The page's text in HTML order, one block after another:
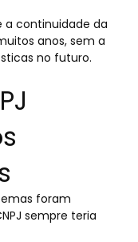
a continuidade da
anos, sem a
no futuro.
foram
sempre teria